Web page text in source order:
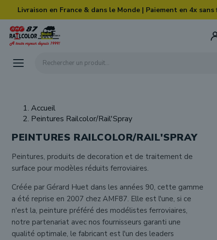
Skip to main content
Livraison en France & dans le Monde | Paiement en 4x sans
Rechercher un produit...
Accueil
Peintures Railcolor/Rail'Spray
PEINTURES RAILCOLOR/RAIL'SPRAY
Peintures, produits de decoration et de traitement de
surface pour modèles réduits ferroviaires.
Créée par Gérard Huet dans les années 90, cette gamme
a été reprise en 2007 chez AMF87. Elle est l'une, si ce
n'est la, peinture préféré des modélistes ferroviaires,
notre partenariat avec nos fournisseurs garanti une
qualité optimale, le fabricant est l'un des leaders